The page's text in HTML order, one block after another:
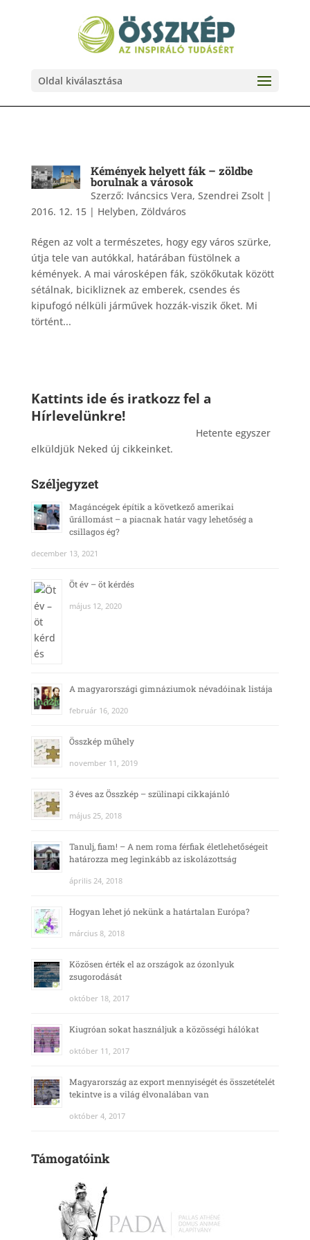
Oldal kiválasztása
Kémények helyett fák – zöldbe
borulnak a városok
Szerző: Iváncsics Vera, Szendrei Zsolt|
2016. 12. 15| Helyben, Zöldváros
Régen az volt a természetes, hogy egy város szürke,
útja tele van autókkal, határában füstölnek a
kémények. A mai városképen fák, szökőkutak között
sétálnak, bicikliznek az emberek, csendes és
kipufogó nélküli járművek hozzák-viszik őket. Mi
történt...
Kattints ide és iratkozz fel a
Hírlevelünkre!
Hetente egyszer
elküldjük Neked új cikkeinket.
Széljegyzet
Magáncégek építik a következő amerikai
űrállomást – a piacnak határ vagy lehetőség a
csillagos ég?
december 13, 2021
Öt év – öt kérdés
május 12, 2020
A magyarországi gimnáziumok névadóinak listája
február 16, 2020
Összkép műhely
november 11, 2019
3 éves az Összkép – szülinapi cikkajánló
május 25, 2018
Tanulj, fiam! – A nem roma férfiak életlehetőségeit
határozza meg leginkább az iskolázottság
április 24, 2018
Hogyan lehet jó nekünk a határtalan Európa?
március 8, 2018
Közösen érték el az országok az ózonlyuk
zsugorodását
október 18, 2017
Kiugróan sokat használjuk a közösségi hálókat
október 11, 2017
Magyarország az export mennyiségét és összetételét
tekintve is a világ élvonalában van
október 4, 2017
Támogatóink